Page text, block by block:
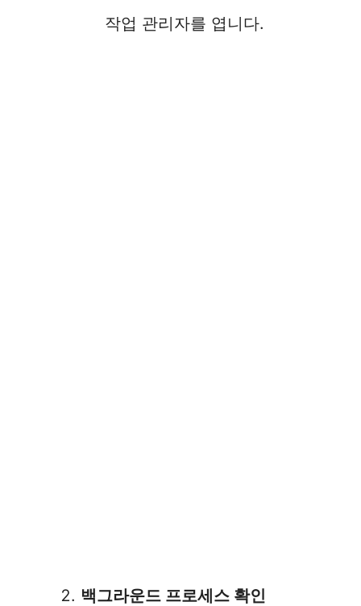
작업 관리자를 엽니다.
백그라운드 프로세스 확인